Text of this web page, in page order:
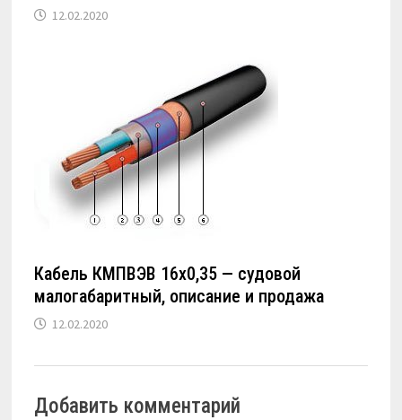
12.02.2020
Кабель КМПВЭВ 16х0,35 — судовой
малогабаритный, описание и продажа
12.02.2020
Добавить комментарий